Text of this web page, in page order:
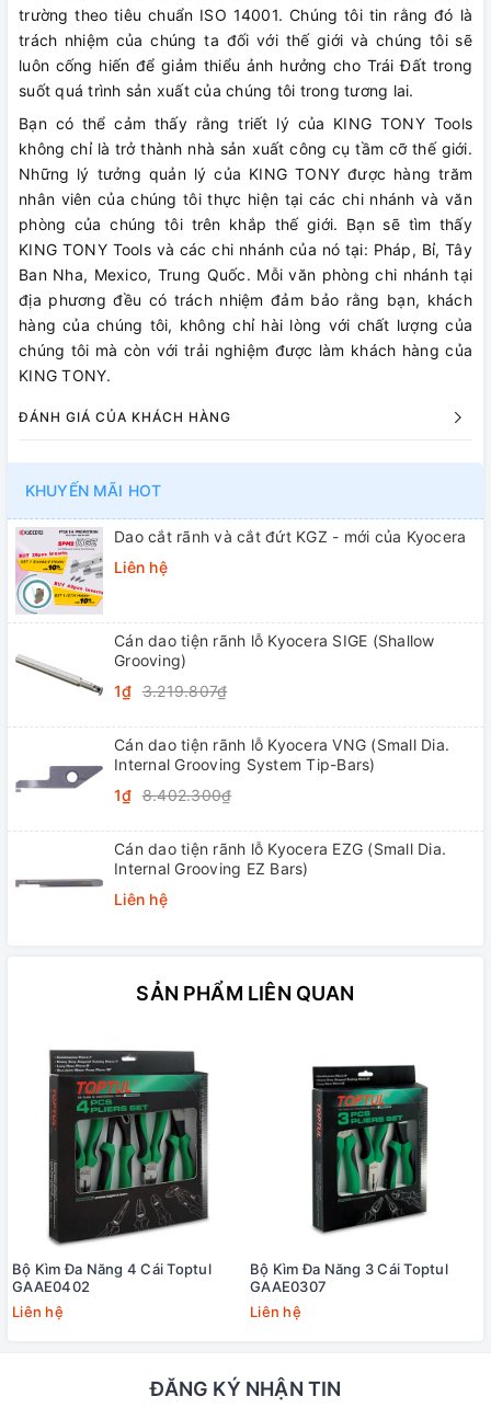
trường theo tiêu chuẩn ISO 14001. Chúng tôi tin rằng đó là
trách nhiệm của chúng ta đối với thế giới và chúng tôi sẽ
luôn cống hiến để giảm thiểu ảnh hưởng cho Trái Đất trong
suốt quá trình sản xuất của chúng tôi trong tương lai.
Bạn có thể cảm thấy rằng triết lý của KING TONY Tools
không chỉ là trở thành nhà sản xuất công cụ tầm cỡ thế giới.
Những lý tưởng quản lý của KING TONY được hàng trăm
nhân viên của chúng tôi thực hiện tại các chi nhánh và văn
phòng của chúng tôi trên khắp thế giới. Bạn sẽ tìm thấy
KING TONY Tools và các chi nhánh của nó tại: Pháp, Bỉ, Tây
Ban Nha, Mexico, Trung Quốc. Mỗi văn phòng chi nhánh tại
địa phương đều có trách nhiệm đảm bảo rằng bạn, khách
hàng của chúng tôi, không chỉ hài lòng với chất lượng của
chúng tôi mà còn với trải nghiệm được làm khách hàng của
KING TONY.
ĐÁNH GIÁ CỦA KHÁCH HÀNG
KHUYẾN MÃI HOT
Dao cắt rãnh và cắt đứt KGZ - mới của Kyocera
Liên hệ
Cán dao tiện rãnh lỗ Kyocera SIGE (Shallow
Grooving)
1₫ 3.219.807₫
Cán dao tiện rãnh lỗ Kyocera VNG (Small Dia.
Internal Grooving System Tip-Bars)
1₫ 8.402.300₫
Cán dao tiện rãnh lỗ Kyocera EZG (Small Dia.
Internal Grooving EZ Bars)
Liên hệ
SẢN PHẨM LIÊN QUAN
Bộ Kìm Đa Năng 4 Cái Toptul
GAAE0402
Liên hệ
Bộ Kìm Đa Năng 3 Cái Toptul
GAAE0307
Liên hệ
ĐĂNG KÝ NHẬN TIN